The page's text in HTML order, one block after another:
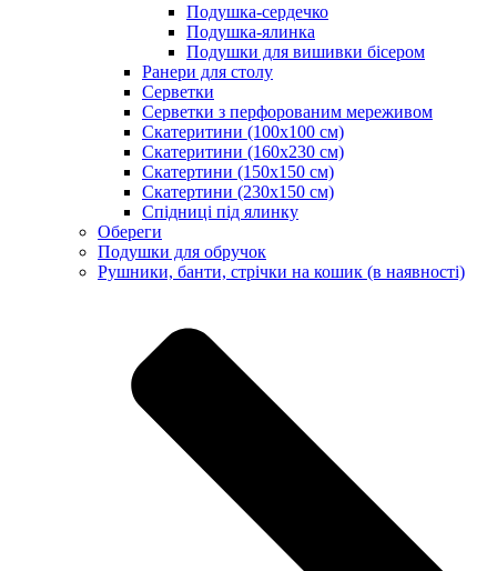
Подушка-сердечко
Подушка-ялинка
Подушки для вишивки бісером
Ранери для столу
Серветки
Серветки з перфорованим мереживом
Скатеритини (100х100 см)
Скатеритини (160х230 см)
Скатертини (150х150 см)
Скатертини (230х150 см)
Спідниці під ялинку
Обереги
Подушки для обручок
Рушники, банти, стрічки на кошик (в наявності)